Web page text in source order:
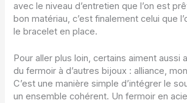
avec le niveau d’entretien que l’on est
bon matériau, c’est finalement celui que
le bracelet en place.
Pour aller plus loin, certains aiment aussi
du fermoir à d’autres bijoux : alliance,
C’est une manière simple d’intégrer le
un ensemble cohérent. Un fermoir en